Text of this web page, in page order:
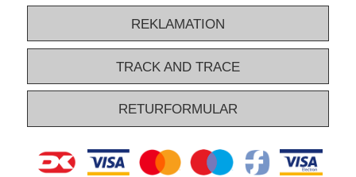
REKLAMATION
TRACK AND TRACE
RETURFORMULAR